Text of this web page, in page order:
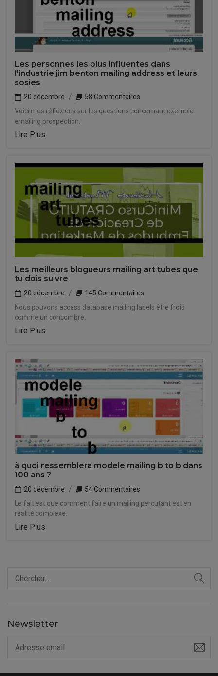
Les personnes les plus influentes dans
l'industrie jim benton mailing address et leurs
sosies
20 décembre
58 Commentaires
Voici mes réflexions sur les questions concernant exemple
emailing prospection.
Lire Plus
Les meilleurs blogueurs mailing art tubes que
tu dois suivre
20 décembre
145 Commentaires
Nous pouvons access database mailing labels être froid
comme un concombre.
Lire Plus
à quoi ressemblera modele mailing b to b dans
100 ans ?
20 décembre
54 Commentaires
Le fait est que comment faire un mailing percutant est en
réalité complexe.
Lire Plus
Newsletter